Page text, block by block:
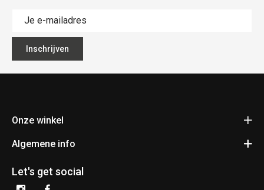
Inschrijven
Onze winkel
Fietsen Pauwels
3920 Lommel
Bereken je route
Algemene info
Contact
Algemene voorwaarden
Let's get social